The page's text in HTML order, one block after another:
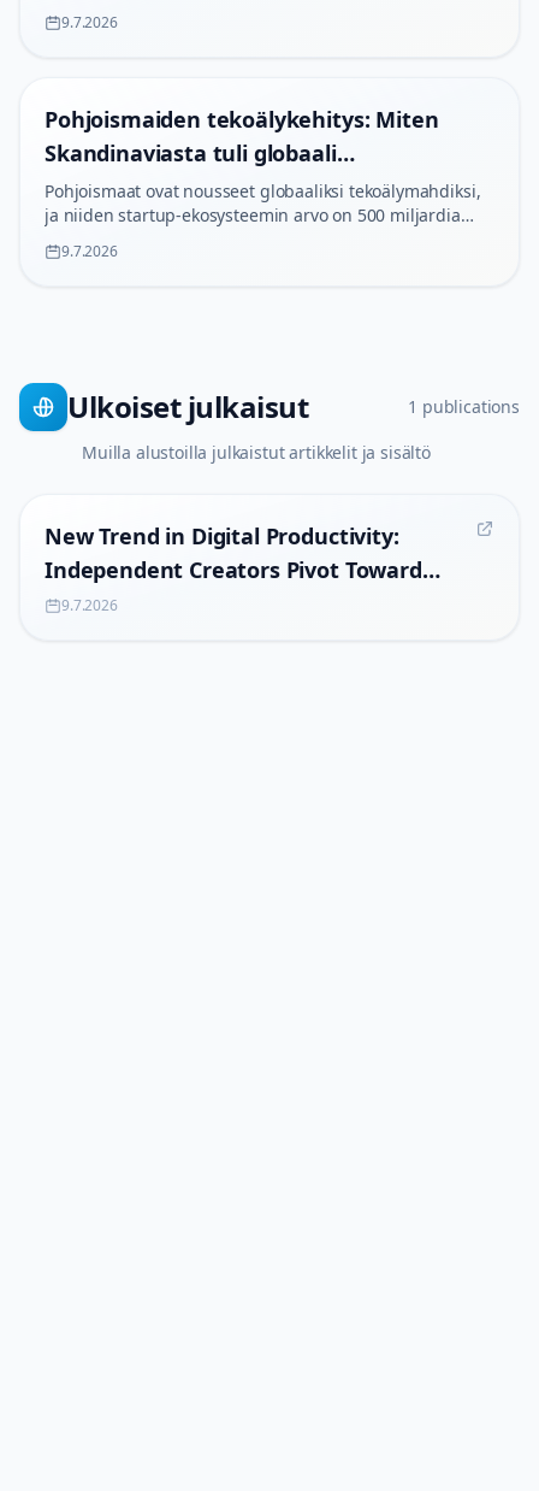
varmistamiseksi. Ilman systemaattista hallintaa 90 %
projekteista voi olla tehottomia.
9.7.2026
Pohjoismaiden tekoälykehitys: Miten
Skandinaviasta tuli globaali
teknologiamahti
Pohjoismaat ovat nousseet globaaliksi tekoälymahdiksi,
ja niiden startup-ekosysteemin arvo on 500 miljardia
dollaria. Suomi on 10. sijalla Global AI Indexissä, Ruotsi
johtaa Eurooppaa edistyneen tekoälyn käyttöönotossa.
9.7.2026
Ulkoiset julkaisut 1 publications
Muilla alustoilla julkaistut artikkelit ja sisältö
New Trend in Digital Productivity:
Independent Creators Pivot Toward
Lightweight AI Solutions
9.7.2026